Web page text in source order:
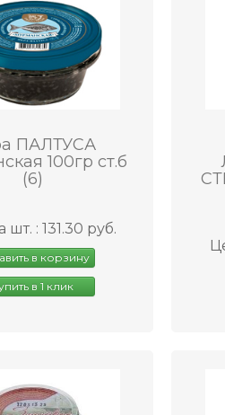
ПАЛТУСА
100гр ст.б
(6)
шт. : 131.30 руб.
в корзину
в 1 клик